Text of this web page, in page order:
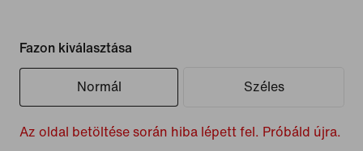
Fazon kiválasztása
Normál Széles
Az oldal betöltése során hiba lépett fel. Próbáld újra.